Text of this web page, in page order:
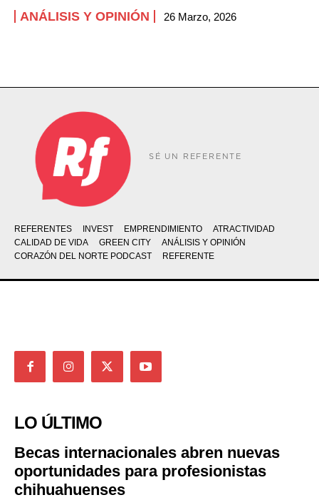
ANÁLISIS Y OPINIÓN 26 Marzo, 2026
SÉ UN REFERENTE
REFERENTES INVEST EMPRENDIMIENTO
ATRACTIVIDAD
CALIDAD DE VIDA
GREEN CITY
ANÁLISIS Y OPINIÓN
CORAZÓN DEL NORTE PODCAST
REFERENTE
LO ÚLTIMO
Becas internacionales abren nuevas
oportunidades para profesionistas
chihuahuenses